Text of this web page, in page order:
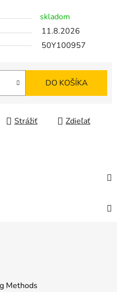
skladom
11.8.2026
50Y100957
DO KOŠÍKA
Strážiť Zdieľať
Methods